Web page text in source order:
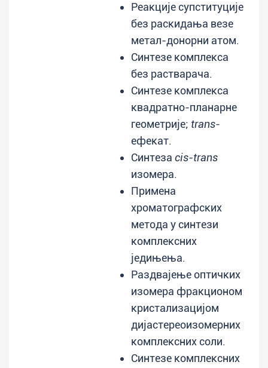
Реакције супституције
без раскидања везе
метал-донорни атом.
Синтезе комплекса
без растварача.
Синтезе комплекса
квадратно-планарне
геометрије; trans-
ефекат.
Синтеза cis-trans
изомера.
Примена
хроматографских
метода у синтези
комплексних
једињења.
Раздвајење оптичких
изомера фракционом
кристализацијом
дијастереоизомерних
комплексних соли.
Синтезе комплексних